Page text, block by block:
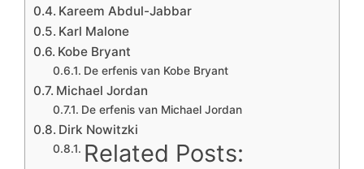
Kareem Abdul-Jabbar
Karl Malone
Kobe Bryant
De erfenis van Kobe Bryant
Michael Jordan
De erfenis van Michael Jordan
Dirk Nowitzki
Related Posts: